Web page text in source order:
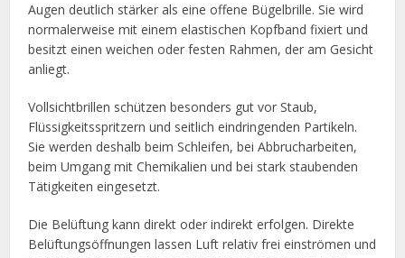
Augen deutlich stärker als eine offene Bügelbrille. Sie wird
normalerweise mit einem elastischen Kopfband fixiert und
besitzt einen weichen oder festen Rahmen, der am Gesicht
anliegt.
Vollsichtbrillen schützen besonders gut vor Staub,
Flüssigkeitsspritzern und seitlich eindringenden Partikeln.
Sie werden deshalb beim Schleifen, bei Abbrucharbeiten,
beim Umgang mit Chemikalien und bei stark staubenden
Tätigkeiten eingesetzt.
Die Belüftung kann direkt oder indirekt erfolgen. Direkte
Belüftungsöffnungen lassen Luft relativ frei einströmen und